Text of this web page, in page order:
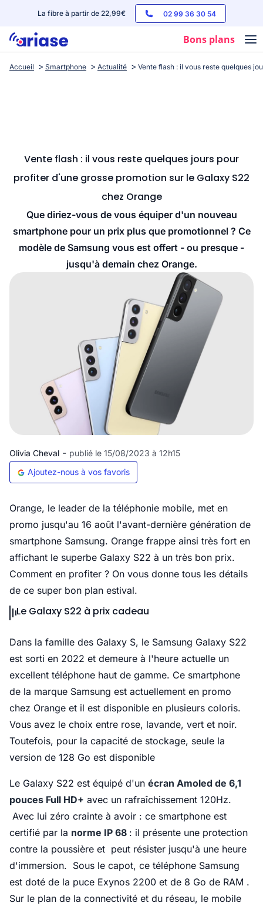
La fibre à partir de 22,99€ 02 99 36 30 54
Bons plans
Box internet
Streaming
Accueil Smartphone Actualité Vente flash : il vous reste quelques
Vente flash : il vous reste quelques jours pour
profiter d'une grosse promotion sur le Galaxy S22
chez Orange
Que diriez-vous de vous équiper d'un nouveau
smartphone pour un prix plus que promotionnel ? Ce
modèle de Samsung vous est offert - ou presque -
jusqu'à demain chez Orange.
Olivia Cheval - publié le 15/08/2023 à 12h15
Ajoutez-nous à vos favoris
Orange, le leader de la téléphonie mobile, met en
promo jusqu'au 16 août l'avant-dernière génération de
smartphone Samsung. Orange frappe ainsi très fort en
affichant le superbe Galaxy S22 à un très bon prix.
Comment en profiter ? On vous donne tous les détails
de ce super bon plan estival.
Le Galaxy S22 à prix cadeau
Dans la famille des Galaxy S, le Samsung Galaxy S22
est sorti en 2022 et demeure à l'heure actuelle un
excellent téléphone haut de gamme. Ce smartphone
de la marque Samsung est actuellement en promo
chez Orange et il est disponible en plusieurs coloris.
Vous avez le choix entre rose, lavande, vert et noir.
Toutefois, pour la capacité de stockage, seule la
version de 128 Go est disponible
Le Galaxy S22 est équipé d'un écran Amoled de 6,1
pouces Full HD+ avec un rafraîchissement 120Hz.
Avec lui zéro crainte à avoir : ce smartphone est
certifié par la norme IP 68 : il présente une protection
contre la poussière et peut résister jusqu'à une heure
d'immersion. Sous le capot, ce téléphone Samsung
est doté de la puce Exynos 2200 et de 8 Go de RAM .
Sur le plan de la connectivité et du réseau, le mobile